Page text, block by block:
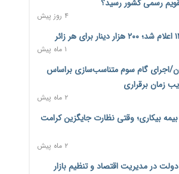
تسویه فرامرزی با رمزارز
دولت چهاردهم از محدودیت به
۳ ساعت پیش
از مذاکره برای منافع ملی
است؛ کارگران بازنده اصلاحات تأمین
رسمی کشور رسید؟
۴ روز پیش
۱ ماه پیش
اجرای گام سوم متناسب‌سازی براساس
۲ ماه پیش
بیکاری؛ وقتی نظارت جایگزین کرامت
۲ ماه پیش
در مدیریت اقتصاد و تنظیم بازار